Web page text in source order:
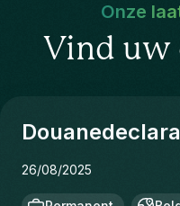
Onze
Vind uw
26/08/2025